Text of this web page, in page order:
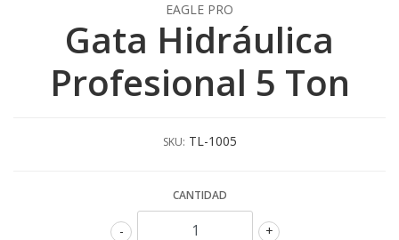
EAGLE PRO
Gata Hidráulica
Profesional 5 Ton
SKU: TL-1005
CANTIDAD
+
-